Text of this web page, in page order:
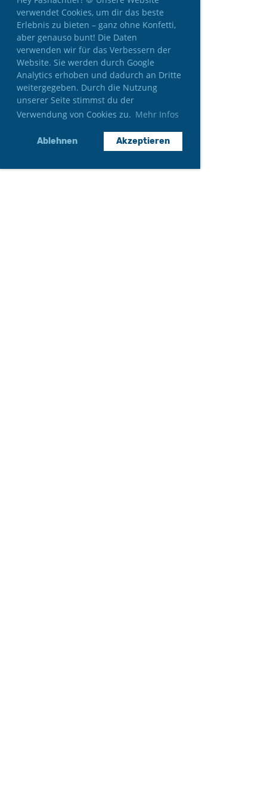
verwendet Cookies, um dir das beste
Erlebnis zu bieten – ganz ohne Konfetti,
aber genauso bunt! Die Daten
verwenden wir für das Verbessern der
Website. Sie werden durch Google
Analytics erhoben und dadurch an Dritte
weitergegeben. Durch die Nutzung
unserer Seite stimmst du der
Verwendung von Cookies zu. Mehr Infos
Ablehnen Akzeptieren